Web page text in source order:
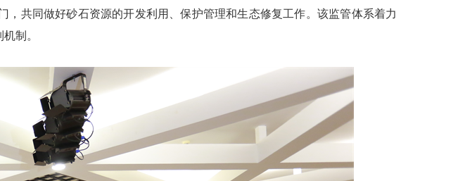
共同做好砂石资源的开发利用、保护管理和生态修复工作。该监管体系着力
制。